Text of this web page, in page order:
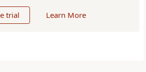
trial Learn More